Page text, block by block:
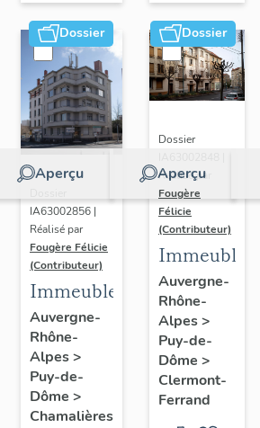
Sécurité
Sociale,
résidence
terrasses
d'Italie"
Dossier
Aperçu
IA63002856 |
Réalisé par
Fougère Félicie
(Contributeur)
Immeuble
Auvergne-
Rhône-
Alpes>
Puy-de-
Dôme >
Chamalières
Dossier
Aperçu
Dossier
Réalisé par
Fougère
Félicie
(Contributeur)
Immeuble
Auvergne-
Rhône-
Alpes>
Puy-de-
Dôme >
Clermont-
Ferrand